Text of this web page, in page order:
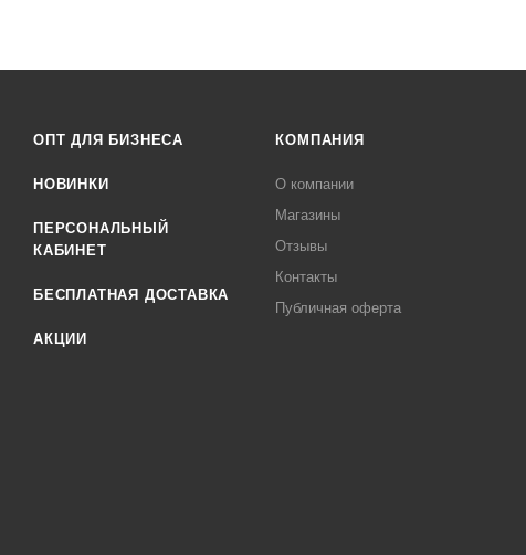
ОПТ ДЛЯ БИЗНЕСА
НОВИНКИ
ПЕРСОНАЛЬНЫЙ
КАБИНЕТ
БЕСПЛАТНАЯ ДОСТАВКА
АКЦИИ
КОМПАНИЯ
О компании
Магазины
Отзывы
Контакты
Публичная оферта